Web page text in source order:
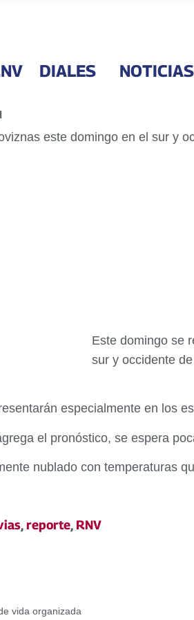
DIALES NOTICIAS
Este domingo se
sur y occidente
especialmente en los
el pronóstico, se espera
nublado con temperaturas
,reporte, RNV
vida organizada